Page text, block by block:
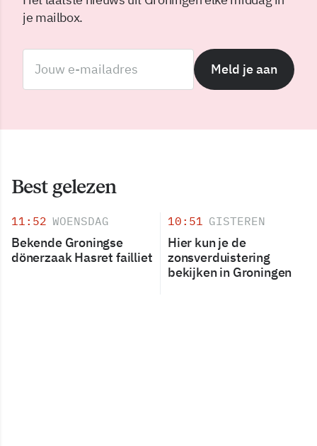
je mailbox.
Meld je aan
Best gelezen
11:52 WOENSDAG
Bekende Groningse
dönerzaak Hasret failliet
10:51 GISTEREN
Hier kun je de
zonsverduistering
bekijken in Groningen